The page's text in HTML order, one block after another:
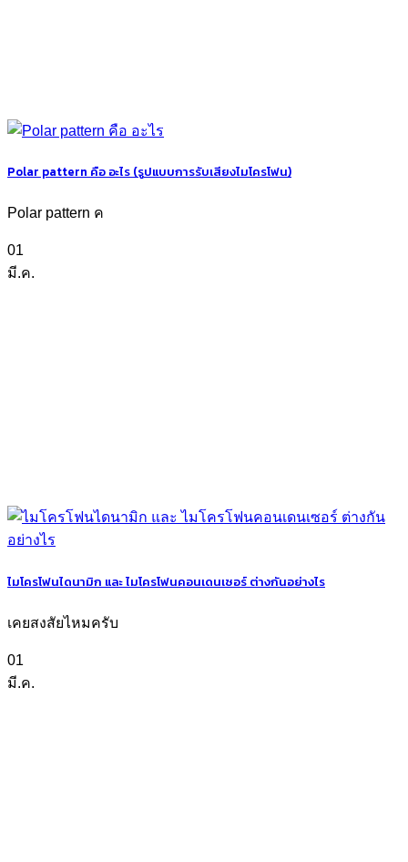
Polar pattern คือ อะไร (รูปแบบการรับเสียงไมโครโฟน)
Polar pattern ค
01
มี.ค.
ไมโครโฟนไดนามิก และ ไมโครโฟนคอนเดนเซอร์ ต่างกันอย่างไร
เคยสงสัยไหมครับ
01
มี.ค.